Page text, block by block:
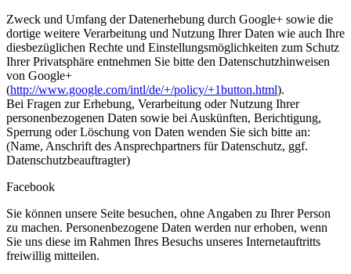
Zweck und Umfang der Datenerhebung durch Google+ sowie die
dortige weitere Verarbeitung und Nutzung Ihrer Daten wie auch Ihre
diesbezüglichen Rechte und Einstellungsmöglichkeiten zum Schutz
Ihrer Privatsphäre entnehmen Sie bitte den Datenschutzhinweisen
von Google+
(http://www.google.com/intl/de/+/policy/+1button.html).
Bei Fragen zur Erhebung, Verarbeitung oder Nutzung Ihrer
personenbezogenen Daten sowie bei Auskünften, Berichtigung,
Sperrung oder Löschung von Daten wenden Sie sich bitte an:
(Name, Anschrift des Ansprechpartners für Datenschutz, ggf.
Datenschutzbeauftragter)
Facebook
Sie können unsere Seite besuchen, ohne Angaben zu Ihrer Person
zu machen. Personenbezogene Daten werden nur erhoben, wenn
Sie uns diese im Rahmen Ihres Besuchs unseres Internetauftritts
freiwillig mitteilen.